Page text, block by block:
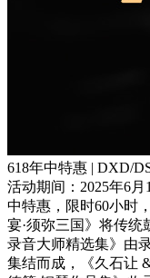
618年中特惠 | DXD/
活动期间：2025年6月
中特惠，限时60小时
宴·须弥三国》将传
录音大师精选集》由
集结而成，《久石让